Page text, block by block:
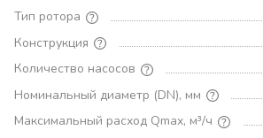
Тип ротора
Конструкция
Количество насосов
Номинальный диаметр (DN), мм
Максимальный расход Qmax, м³/ч